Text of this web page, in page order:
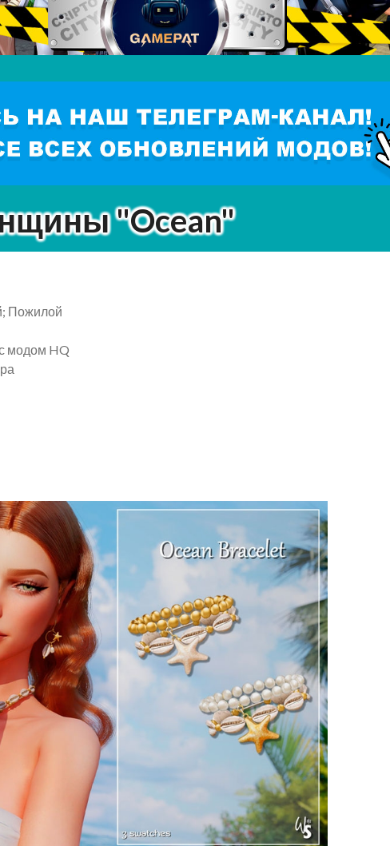
"Ocean"
Пожилой
модом HQ